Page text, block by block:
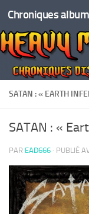
Skip to content
SATAN : « EARTH
SATAN : «
PAR EAD666 · PUBLIÉ